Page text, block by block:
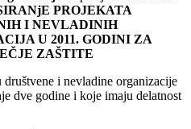
PROJEKATA
I NEVLADINIH
U 2011. GODINI ZA
ZAŠTITE
i nevladine organizacije
dve godine i koje imaju delatnost